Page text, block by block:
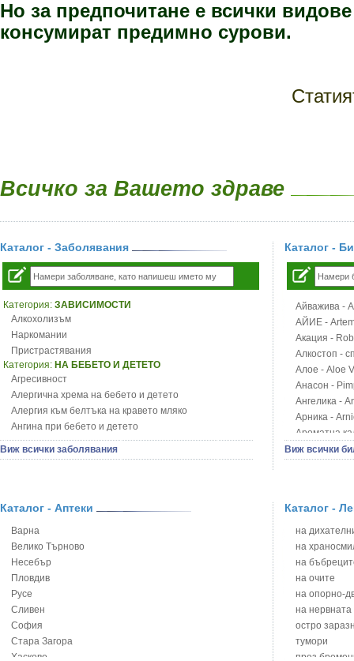
Но за предпочитане е всички
консумират предимно сурови.
Всичко за Вашето здраве
Каталог - Заболявания
Категория: ЗАВИСИМОСТИ
Алкохолизъм
Наркомании
Пристрастявания
Категория: НА БЕБЕТО И ДЕТЕТО
Агресивност
Алергична хрема на бебето и детето
Алергия към белтъка на кравето мляко
Ангина при бебето и детето
Анемия при бебето и детето
Апетит - пълни деца
Бронхиална астма при бебето и детето
Варицела
Висока температура на бебето и детето
Възпаление на ушите на бебето и детето
Глисти
Грижа за пъпа на новороденото
Грип при бебето и детето
Гърч
Да отгледам и възпитам детето си
Виж всички заболявания
Каталог -
Айважива -
АЙИЕ -
Акация -
Алкостоп -
Алое - Aloe
Анасон -
Ангелика -
Арника -
Ароматна
Арония -
Блатен
Блян
Бобови
Божур -
Борови
Босилек -
Брей -
Брош -
Бръшлян -
Бряст -
Виж всички
Каталог - Аптеки
Варна
Велико Търново
Несебър
Пловдив
Русе
Сливен
София
Стара Загора
Хасково
Каталог -
на
на
на
на очите
на опорно-
на нервната
остро
тумори
през